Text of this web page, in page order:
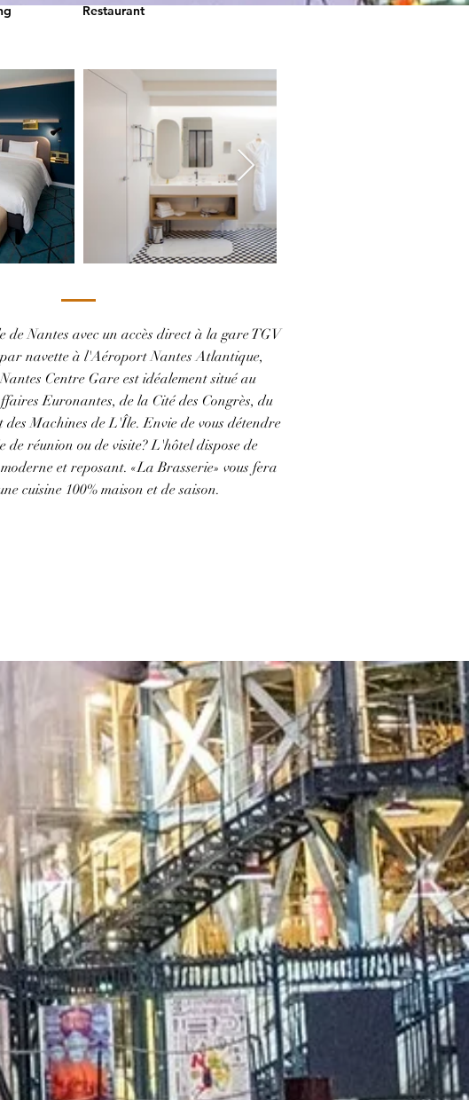
Restaurant
de Nantes avec un accès direct à la gare TGV
navette à l'Aéroport Nantes Atlantique,
Centre Gare est idéalement situé au
Euronantes, de la Cité des Congrès, du
des Machines de L'Île. Envie de vous détendre
de réunion ou de visite? L'hôtel dispose de
et reposant. «La Brasserie» vous fera
cuisine 100% maison et de saison.